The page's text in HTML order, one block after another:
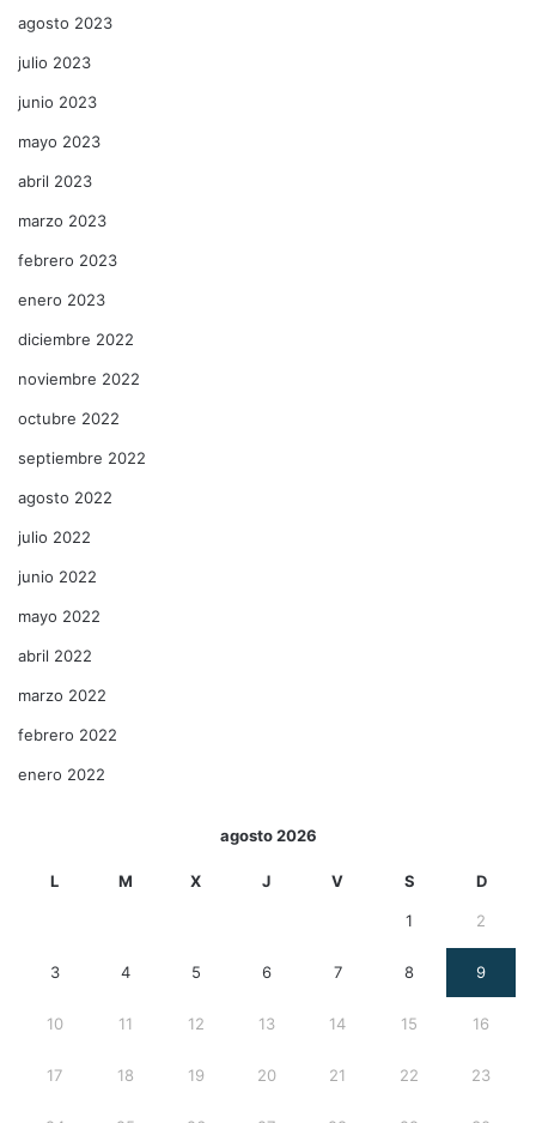
agosto 2023
julio 2023
junio 2023
mayo 2023
abril 2023
marzo 2023
febrero 2023
enero 2023
diciembre 2022
noviembre 2022
octubre 2022
septiembre 2022
agosto 2022
julio 2022
junio 2022
mayo 2022
abril 2022
marzo 2022
febrero 2022
enero 2022
agosto 2026
L M X J V S D
1 2
3 4 5 6 7 8 9
10 11 12 13 14 15 16
17 18 19 20 21 22 23